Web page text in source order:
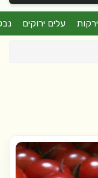
ירקות עלים ירוקים